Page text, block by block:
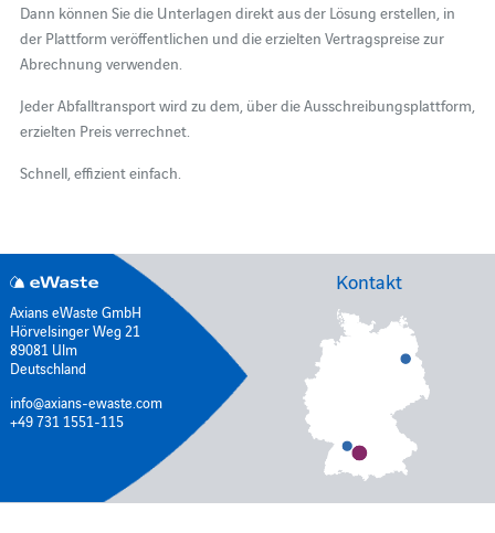
Dann können Sie die Unterlagen direkt aus der Lösung erstellen, in
der Plattform veröffentlichen und die erzielten Vertragspreise zur
Abrechnung verwenden.
Jeder Abfalltransport wird zu dem, über die Ausschreibungsplattform,
erzielten Preis verrechnet.
Schnell, effizient einfach.
Axians eWaste GmbH
Hörvelsinger Weg 21
89081 Ulm
Deutschland
info@axians-ewaste.com
+49 731 1551-115
Kontakt